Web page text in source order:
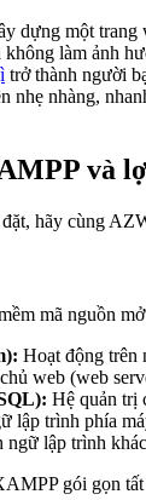
dựng một trang
không làm ảnh
trở thành người
nhẹ nhàng,
và
hãy cùng
mã nguồn
Hoạt động trên
web (web
Hệ quản trị
lập trình phía
ngữ lập trình
gói gọn tất